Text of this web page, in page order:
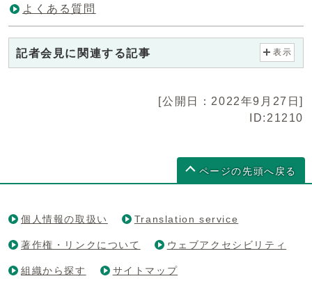
よくある質問
記者会見に関連する記事 表示
[公開日：2022年9月27日]
ID:21210
ページの先頭へ戻る
個人情報の取扱い Translation service
著作権・リンクについて ウェブアクセシビリティ
組織から探す サイトマップ